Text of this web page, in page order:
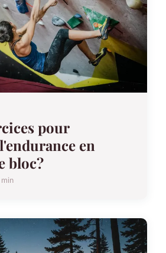
pour
en
bloc?